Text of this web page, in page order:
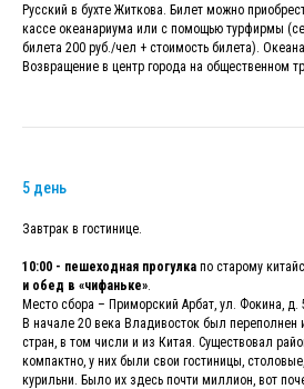
Русский в бухте Житкова. Билет можно
кассе океанариума или с помощью турфирмы
билета 200 руб./чел + стоимость билета).
Возвращение в центр города на общественном
5 день
Завтрак в гостинице.
10:00 - пешеходная прогулка по старому
и обед в «чифаньке»
Место сбора – Приморский Арбат, ул. Фокина, д.
В начале 20 века Владивосток был переполнен
стран, в том числи и из Китая. Существовал
компактно, у них были свои гостиницы,
курильни. Было их здесь почти миллион, вот